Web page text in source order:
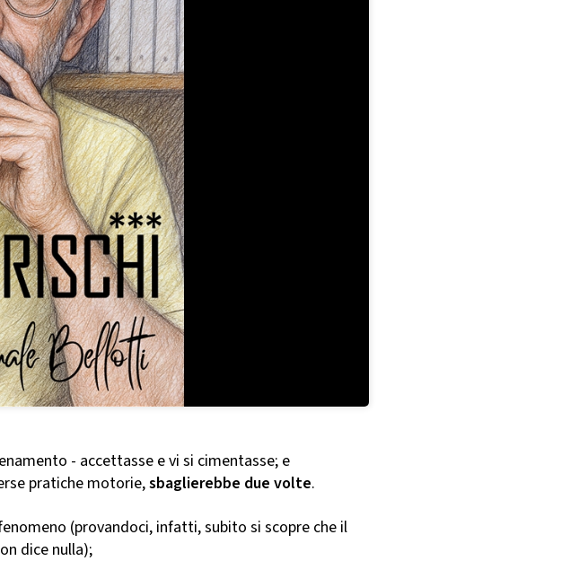
- accettasse e vi si cimentasse; e
pratiche motorie,sbaglierebbe due volte.
(provandoci, infatti, subito si scopre che il
dice nulla);